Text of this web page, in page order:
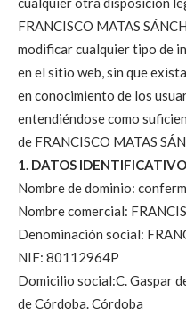
FRANCISCO MATAS
modificar cualquier tipo de
en el sitio web, sin que
en conocimiento de los
entendiéndose como
de FRANCISCO MATAS
1. DATOS
Nombre de dominio:
Nombre comercial:
Denominación social:
NIF: 80112964P
Domicilio social:C. Gaspar
de Córdoba. Córdoba